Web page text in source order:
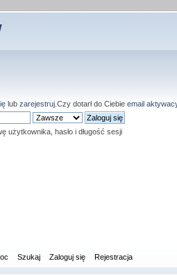
lub zarejestruj .Czy dotarł do Ciebie email
użytkownika, hasło i długość sesji
Szukaj Zaloguj się Rejestracja